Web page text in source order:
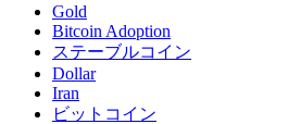
Gold
Bitcoin Adoption
ステーブルコイン
Dollar
Iran
ビットコイン